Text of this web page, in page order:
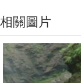
相關圖片